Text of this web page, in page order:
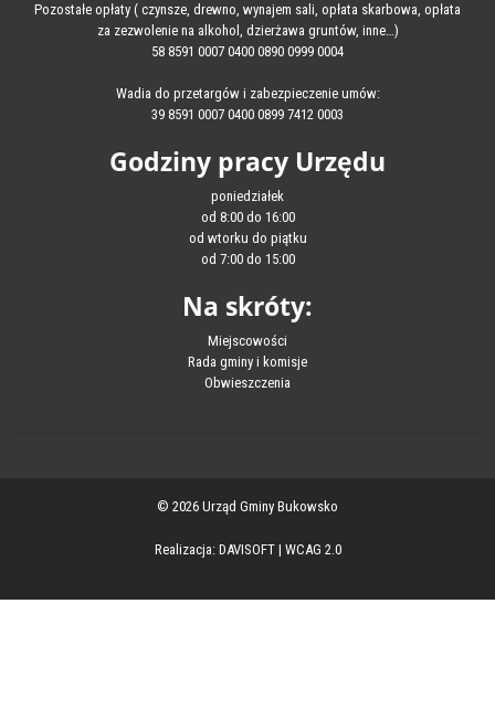
Pozostałe opłaty ( czynsze, drewno, wynajem sali, opłata skarbowa, opłata
za zezwolenie na alkohol, dzierżawa gruntów, inne…)
58 8591 0007 0400 0890 0999 0004
Wadia do przetargów i zabezpieczenie umów:
39 8591 0007 0400 0899 7412 0003
Godziny pracy Urzędu
poniedziałek
od 8:00 do 16:00
od wtorku do piątku
od 7:00 do 15:00
Na skróty:
Miejscowości
Rada gminy i komisje
Obwieszczenia
© 2026 Urząd Gminy Bukowsko
Realizacja: DAVISOFT| WCAG 2.0